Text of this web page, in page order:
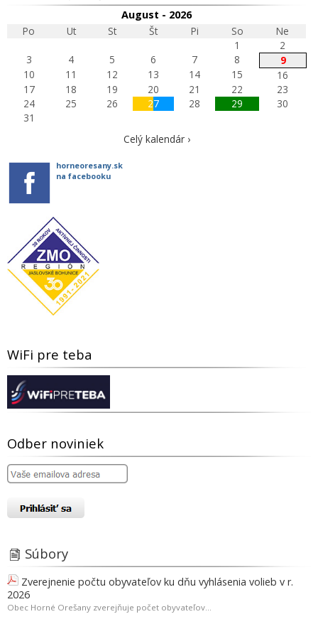
August - 2026
Po
Ut St Št Pi So
Ne
1
2
3
4 5 6 7 8
9
10
11 12 13 14 15
16
17
18 19 20 21 22
23
24
25 26 27 28 29
30
31
Celý kalendár ›
horneoresany.sk
na facebooku
WiFi pre teba
Odber noviniek
Súbory
Zverejnenie počtu obyvateľov ku dňu vyhlásenia volieb v r.
2026
Obec Horné Orešany zverejňuje počet obyvateľov...